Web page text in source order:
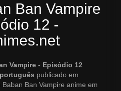
Ban Vampire
12 -
Vampire - Episódio 12
publicado em
Ban Vampire anime em